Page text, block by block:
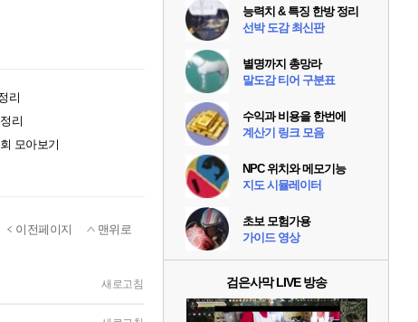
리
리
모아보기
이전페이지 맨위로
새로고침
능력치 & 특징 한방 정리
선박 도감 최신판
별명까지 총망라
말도감 티어 구분표
수익과 비용을 한번에
계산기 링크 모음
NPC 위치와 메모기능
지도 시뮬레이터
초보 모험가용
가이드 영상
검은사막 LIVE 방송